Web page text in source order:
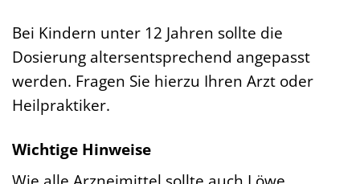
Bei Kindern unter 12 Jahren sollte die
Dosierung altersentsprechend angepasst
werden. Fragen Sie hierzu Ihren Arzt oder
Heilpraktiker.
Wichtige Hinweise